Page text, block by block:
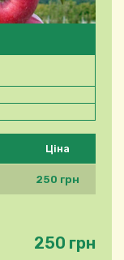
Ціна
250 грн
250 грн